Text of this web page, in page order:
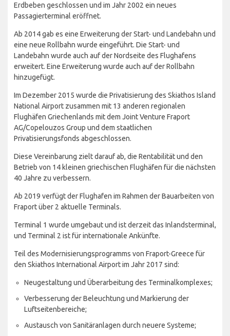
Erdbeben geschlossen und im Jahr 2002 ein neues
Passagierterminal eröffnet.
Ab 2014 gab es eine Erweiterung der Start- und Landebahn und
eine neue Rollbahn wurde eingeführt. Die Start- und
Landebahn wurde auch auf der Nordseite des Flughafens
erweitert. Eine Erweiterung wurde auch auf der Rollbahn
hinzugefügt.
Im Dezember 2015 wurde die Privatisierung des Skiathos Island
National Airport zusammen mit 13 anderen regionalen
Flughäfen Griechenlands mit dem Joint Venture Fraport
AG/Copelouzos Group und dem staatlichen
Privatisierungsfonds abgeschlossen.
Diese Vereinbarung zielt darauf ab, die Rentabilität und den
Betrieb von 14 kleinen griechischen Flughäfen für die nächsten
40 Jahre zu verbessern.
Ab 2019 verfügt der Flughafen im Rahmen der Bauarbeiten von
Fraport über 2 aktuelle Terminals.
Terminal 1 wurde umgebaut und ist derzeit das Inlandsterminal,
und Terminal 2 ist für internationale Ankünfte.
Teil des Modernisierungsprogramms von Fraport-Greece für
den Skiathos International Airport im Jahr 2017 sind:
Neugestaltung und Überarbeitung des Terminalkomplexes;
Verbesserung der Beleuchtung und Markierung der
Luftseitenbereiche;
Austausch von Sanitäranlagen durch neuere Systeme;